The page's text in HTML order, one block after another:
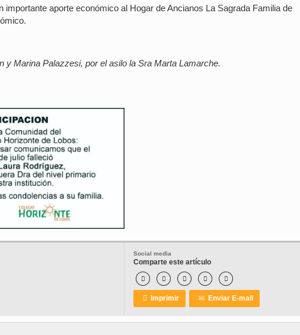
aporte económico al Hogar de Ancianos La Sagrada Familia de
Marina Palazzesi, por el asilo la Sra Marta Lamarche.
Social media
Comparte este artículo
    
 Imprimir ✉ Enviar E-mail